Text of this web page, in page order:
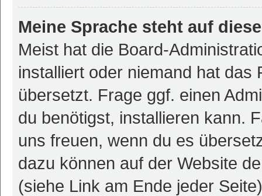
Meine Sprache steht auf
Meist hat die Board-
installiert oder niemand hat das
übersetzt. Frage ggf. einen
du benötigst, installieren kann.
uns freuen, wenn du es
dazu können auf der Website
(siehe Link am Ende jeder